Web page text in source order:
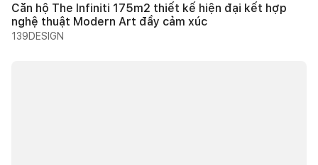
Căn hộ The Infiniti 175m2 thiết kế hiện đại kết hợp
nghệ thuật Modern Art đầy cảm xúc
139DESIGN